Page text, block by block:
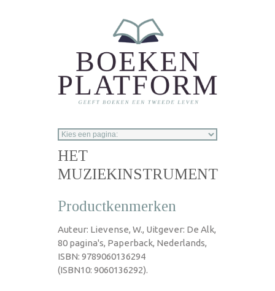
HET
MUZIEKINSTRUMENT
Productkenmerken
Auteur: Lievense, W., Uitgever: De Alk,
80 pagina's, Paperback, Nederlands,
ISBN: 9789060136294
(ISBN10: 9060136292).